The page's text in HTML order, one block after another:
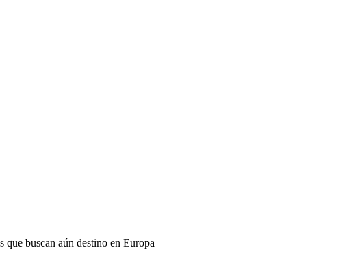
que buscan aún destino en Europa